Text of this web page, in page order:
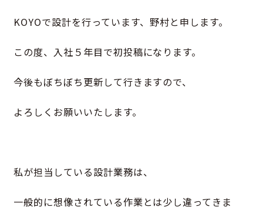
KOYOで設計を行っています、野村と申します。
この度、入社５年目で初投稿になります。
今後もぼちぼち更新して行きますので、
よろしくお願いいたします。
私が担当している設計業務は、
一般的に想像されている作業とは少し違ってきま